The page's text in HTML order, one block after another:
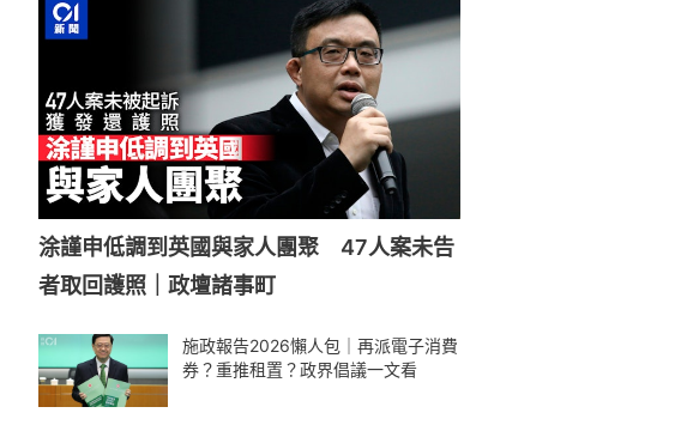
涂謹申低調到英國與家人團聚 47人案未告
者取回護照｜政壇諸事町
施政報告2026懶人包｜再派電子消費
券？重推租置？政界倡議一文看